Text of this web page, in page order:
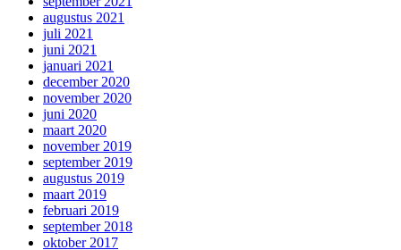
augustus 2021
juli 2021
juni 2021
januari 2021
december 2020
november 2020
juni 2020
maart 2020
november 2019
september 2019
augustus 2019
maart 2019
februari 2019
september 2018
oktober 2017